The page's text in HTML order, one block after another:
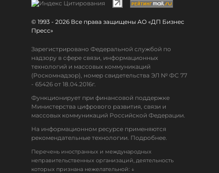
© 1993 - 2026 Все права защищены АО «ДП Бизнес
Пресс»
Зарегистрировано Федеральной службой по
надзору в сфере связи, информационных
технологий и массовых коммуникаций
(Роскомнадзор), номер свидетельства ЭЛ № ФС 77
- 65426 от 18.04.2016г.
Функционирует при финансовой поддержке
Министерства цифрового развития, связи и
массовых коммуникаций Российской Федерации.
На информационном ресурсе применяются
рекомендательные технологии. Подробнее.
Перечень иностранных и международных
неправительственных организаций, деятельность
которых признана нежелательной: ↓